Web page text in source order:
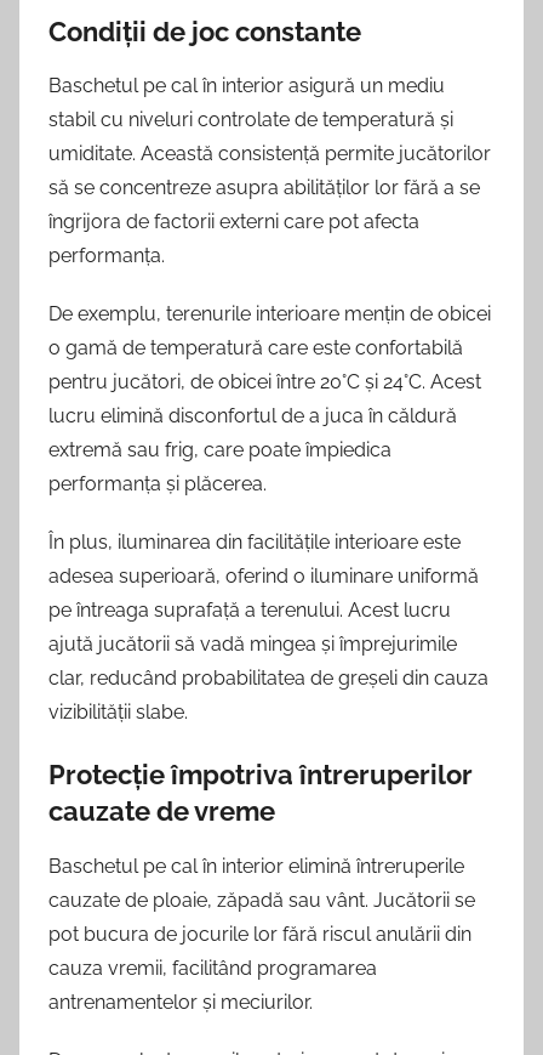
Condiții de joc constante
Baschetul pe cal în interior asigură un mediu
stabil cu niveluri controlate de temperatură și
umiditate. Această consistență permite jucătorilor
să se concentreze asupra abilităților lor fără a se
îngrijora de factorii externi care pot afecta
performanța.
De exemplu, terenurile interioare mențin de obicei
o gamă de temperatură care este confortabilă
pentru jucători, de obicei între 20°C și 24°C. Acest
lucru elimină disconfortul de a juca în căldură
extremă sau frig, care poate împiedica
performanța și plăcerea.
În plus, iluminarea din facilitățile interioare este
adesea superioară, oferind o iluminare uniformă
pe întreaga suprafață a terenului. Acest lucru
ajută jucătorii să vadă mingea și împrejurimile
clar, reducând probabilitatea de greșeli din cauza
vizibilității slabe.
Protecție împotriva întreruperilor
cauzate de vreme
Baschetul pe cal în interior elimină întreruperile
cauzate de ploaie, zăpadă sau vânt. Jucătorii se
pot bucura de jocurile lor fără riscul anulării din
cauza vremii, facilitând programarea
antrenamentelor și meciurilor.